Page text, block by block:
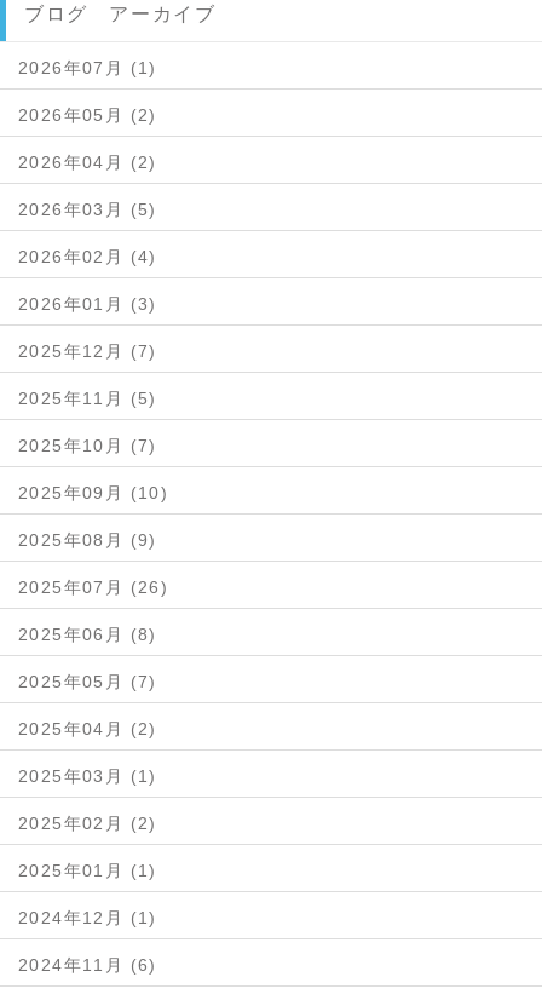
ブログ アーカイブ
2026年07月 (1)
2026年05月 (2)
2026年04月 (2)
2026年03月 (5)
2026年02月 (4)
2026年01月 (3)
2025年12月 (7)
2025年11月 (5)
2025年10月 (7)
2025年09月 (10)
2025年08月 (9)
2025年07月 (26)
2025年06月 (8)
2025年05月 (7)
2025年04月 (2)
2025年03月 (1)
2025年02月 (2)
2025年01月 (1)
2024年12月 (1)
2024年11月 (6)